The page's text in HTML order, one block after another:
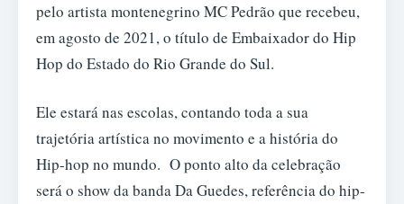
pelo artista montenegrino MC Pedrão que recebeu,
em agosto de 2021, o título de Embaixador do Hip
Hop do Estado do Rio Grande do Sul.
Ele estará nas escolas, contando toda a sua
trajetória artística no movimento e a história do
Hip-hop no mundo. O ponto alto da celebração
será o show da banda Da Guedes, referência do hip-